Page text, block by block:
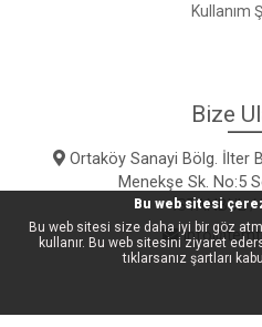
Kullanım
Bize
Ortaköy Sanayi Bölg. İlter
Menekşe Sk. No:5
İSTANBUL /
Bu web sitesi
Bu web sitesi size daha iyi bir göz
kullanır. Bu web sitesini ziyaret
tıklarsanız şartları